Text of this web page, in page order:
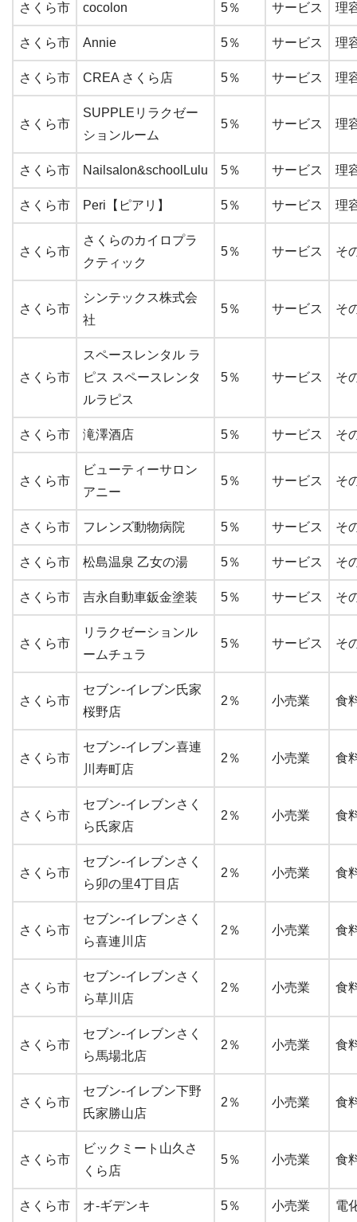
さくら市 cocolon 5％ サービス 理
さくら市 Annie 5％ サービス 理
さくら市 CREA さくら店 5％ サービス 理
さくら市
SUPPLEリラクゼー
ションルーム
5％ サービス 理
さくら市 Nailsalon&schoolLulu 5％ サービス 理
さくら市 Peri【ピアリ】 5％ サービス 理
さくら市
さくらのカイロプラ
クティック
5％ サービス そ
さくら市
シンテックス株式会
社
5％ サービス そ
さくら市
スペースレンタル ラ
ピス スペースレンタ
ルラピス
5％ サービス そ
さくら市 滝澤酒店 5％ サービス そ
さくら市
ビューティーサロン
アニー
5％ サービス そ
さくら市 フレンズ動物病院 5％ サービス そ
さくら市 松島温泉 乙女の湯 5％ サービス そ
さくら市 吉永自動車鈑金塗装 5％ サービス そ
さくら市
リラクゼーションル
ームチュラ
5％ サービス そ
さくら市
セブン-イレブン氏家
桜野店
2％ 小売業 食
さくら市
セブン-イレブン喜連
川寿町店
2％ 小売業 食
さくら市
セブン-イレブンさく
ら氏家店
2％ 小売業 食
さくら市
セブン-イレブンさく
ら卯の里4丁目店
2％ 小売業 食
さくら市
セブン-イレブンさく
ら喜連川店
2％ 小売業 食
さくら市
セブン-イレブンさく
ら草川店
2％ 小売業 食
さくら市
セブン-イレブンさく
ら馬場北店
2％ 小売業 食
さくら市
セブン-イレブン下野
氏家勝山店
2％ 小売業 食
さくら市
ビックミート山久さ
くら店
5％ 小売業 食
さくら市 オ-ギデンキ 5％ 小売業 電